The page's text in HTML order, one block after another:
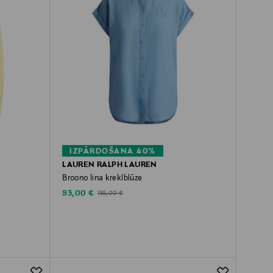
IZPĀRDOŠANA 40%
LAUREN RALPH LAUREN
Broono lina kreklblūze
Discounted Price
93,00 € Original Price
155,00 €